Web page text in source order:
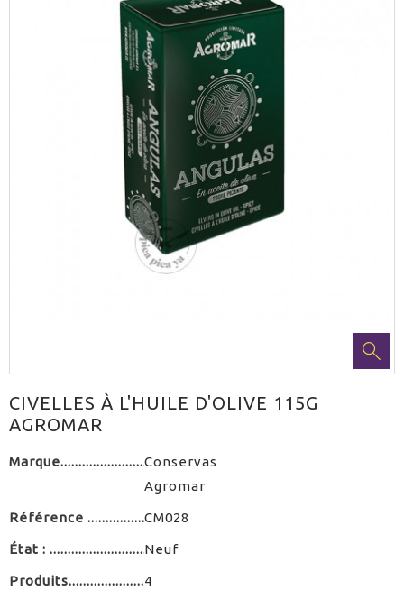
CIVELLES À L'HUILE D'OLIVE 115G
AGROMAR
Marque
Conservas
Agromar
Référence CM028
État : Neuf
Produits 4